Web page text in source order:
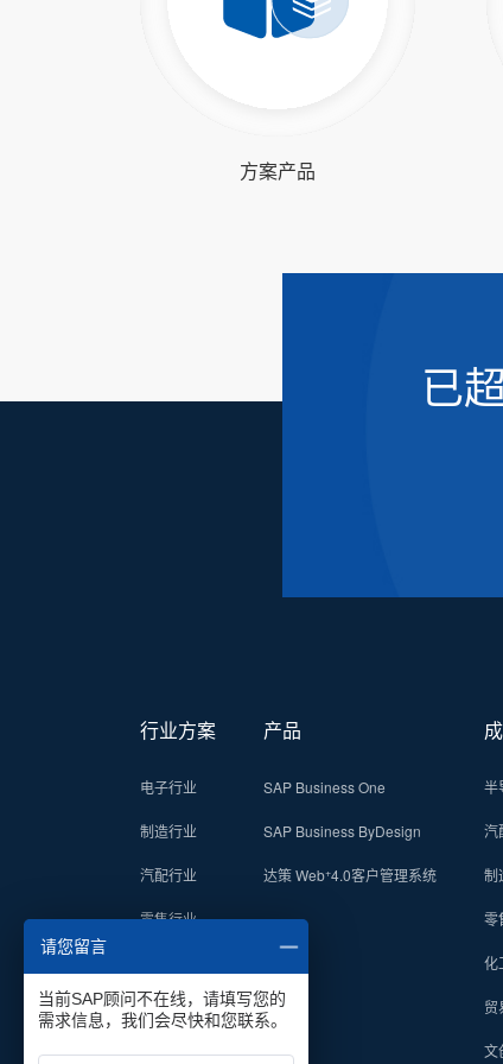
方案产品
已
行业方案
电子行业
制造行业
汽配行业
零售行业
产品
SAP Business One
SAP Business ByDesign
达策 Web+4.0客户管理系统
半
汽
制
零
化
贸
文
请您留言
当前SAP顾问不在线，请填写您的
需求信息，我们会尽快和您联系。